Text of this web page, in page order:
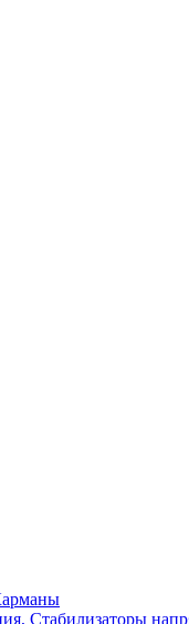
Стабилизаторы